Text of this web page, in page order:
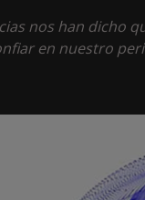
nos han dicho
en nuestro